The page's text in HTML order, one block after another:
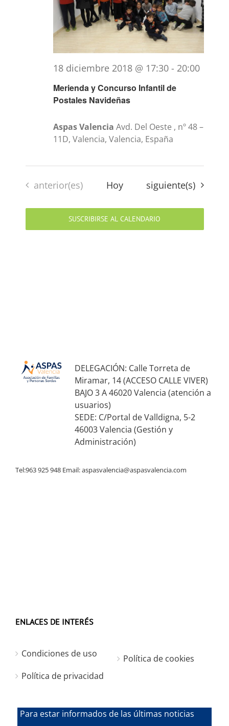
Merienda y Concurso Infantil de
Postales Navideñas
18 diciembre 2018 @ 17:30- 20:00
Aspas Valencia Avd. Del Oeste , nº 48 –
11D, Valencia, Valencia, España
Eventos
anterior(es) Hoy Eventos
siguiente(s)
SUSCRIBIRSE AL CALENDARIO
DELEGACIÓN: Calle Torreta de
Miramar, 14 (ACCESO CALLE VIVER)
BAJO 3 A 46020 Valencia (atención a
usuarios)
SEDE: C/Portal de Valldigna, 5-2
46003 Valencia (Gestión y
Administración)
Tel:963 925 948 Email:aspasvalencia@aspasvalencia.com
ENLACES DE INTERÉS
Condiciones de uso
Política de privacidad
Política de cookies
Para estar informados de las últimas noticias